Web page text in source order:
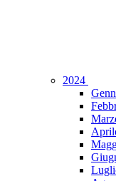
2024